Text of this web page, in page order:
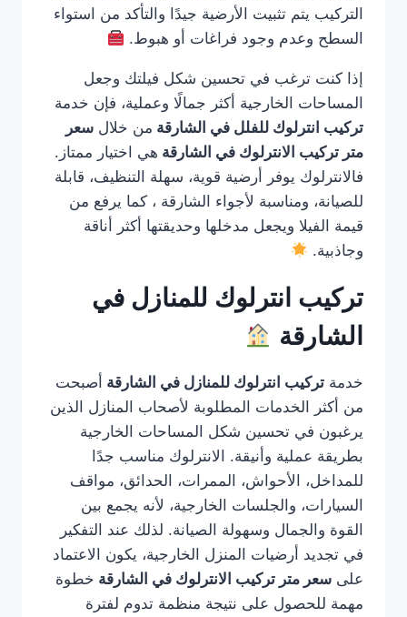
التركيب يتم تثبيت الأرضية جيدًا والتأكد من استواء
السطح وعدم وجود فراغات أو هبوط.
إذا كنت ترغب في تحسين شكل فيلتك وجعل
المساحات الخارجية أكثر جمالًا وعملية، فإن خدمة
تركيب انترلوك للفلل في الشارقة من خلال سعر
متر تركيب الانترلوك في الشارقة هي اختيار ممتاز.
فالانترلوك يوفر أرضية قوية، سهلة التنظيف، قابلة
للصيانة، ومناسبة لأجواء الشارقة ، كما يرفع من
قيمة الفيلا ويجعل مدخلها وحديقتها أكثر أناقة
وجاذبية.
تركيب انترلوك للمنازل في
الشارقة
خدمة تركيب انترلوك للمنازل في الشارقة أصبحت
من أكثر الخدمات المطلوبة لأصحاب المنازل الذين
يرغبون في تحسين شكل المساحات الخارجية
بطريقة عملية وأنيقة. الانترلوك مناسب جدًا
للمداخل، الأحواش، الممرات، الحدائق، مواقف
السيارات، والجلسات الخارجية، لأنه يجمع بين
القوة والجمال وسهولة الصيانة. لذلك عند التفكير
في تجديد أرضيات المنزل الخارجية، يكون الاعتماد
على سعر متر تركيب الانترلوك في الشارقة خطوة
مهمة للحصول على نتيجة منظمة تدوم لفترة